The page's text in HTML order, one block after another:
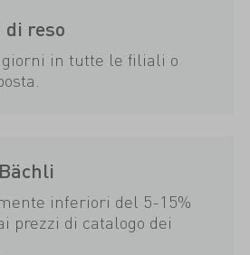
reso
giorni in tutte le filiali o
inferiori del 5-15%
prezzi di catalogo dei